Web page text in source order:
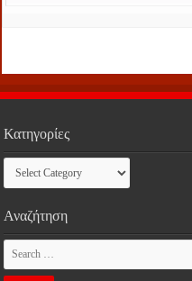
Κατηγορίες
Κατηγορίες
Αναζήτηση